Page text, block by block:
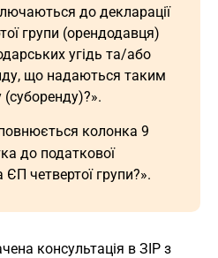
до декларації
групи (орендодавця)
угідь та/або
що надаються таким
колонка 9
до податкової
ЄП четвертої групи?».
консультація в ЗIР з